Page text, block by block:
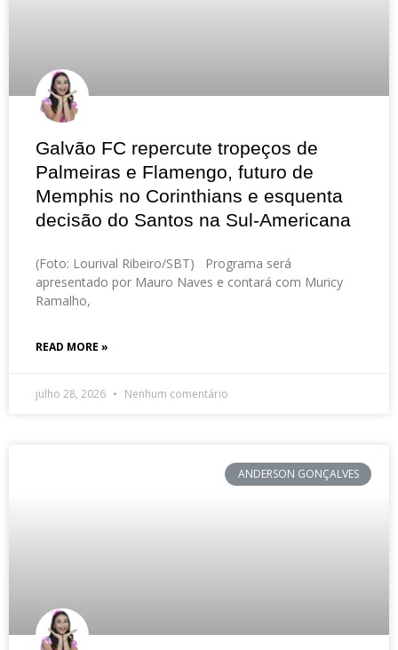
Galvão FC repercute tropeços de
Palmeiras e Flamengo, futuro de
Memphis no Corinthians e esquenta
decisão do Santos na Sul-Americana
(Foto: Lourival Ribeiro/SBT) Programa será
apresentado por Mauro Naves e contará com Muricy
Ramalho,
READ MORE »
julho 28, 2026 Nenhum comentário
ANDERSON GONÇALVES